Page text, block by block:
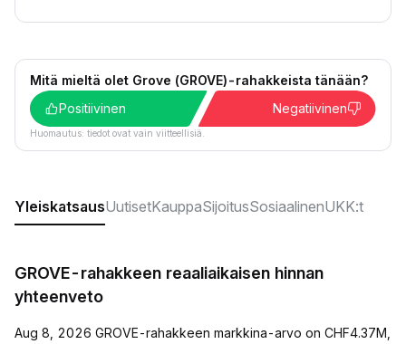
Mitä mieltä olet Grove (GROVE)-rahakkeista tänään?
Positiivinen
Negatiivinen
Huomautus: tiedot ovat vain viitteellisiä.
YleiskatsausUutisetKauppaSijoitusSosiaalinenUKK:t
GROVE-rahakkeen reaaliaikaisen hinnan
yhteenveto
Aug 8, 2026 GROVE-rahakkeen markkina-arvo on CHF4.37M,